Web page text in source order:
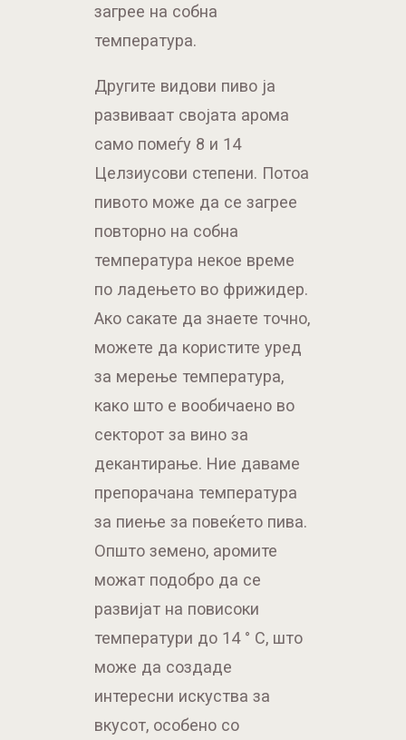
загрее на собна
температура.
Другите видови пиво ја
развиваат својата арома
само помеѓу 8 и 14
Целзиусови степени. Потоа
пивото може да се загрее
повторно на собна
температура некое време
по ладењето во фрижидер.
Ако сакате да знаете точно,
можете да користите уред
за мерење температура,
како што е вообичаено во
секторот за вино за
декантирање. Ние даваме
препорачана температура
за пиење за повеќето пива.
Општо земено, аромите
можат подобро да се
развијат на повисоки
температури до 14 ° C, што
може да создаде
интересни искуства за
вкусот, особено со